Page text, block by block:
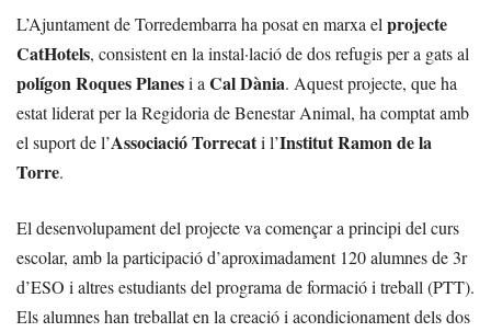
L’Ajuntament de Torredembarra ha posat en marxa el projecte
CatHotels, consistent en la instal·lació de dos refugis per a gats al
polígon Roques Planesi a Cal Dània. Aquest projecte, que ha
estat liderat per la Regidoria de Benestar Animal, ha comptat amb
el suport de l’Associació Torrecati l’Institut Ramon de la
Torre.
El desenvolupament del projecte va començar a principi del curs
escolar, amb la participació d’aproximadament 120 alumnes de 3r
d’ESO i altres estudiants del programa de formació i treball (PTT).
Els alumnes han treballat en la creació i acondicionament dels dos